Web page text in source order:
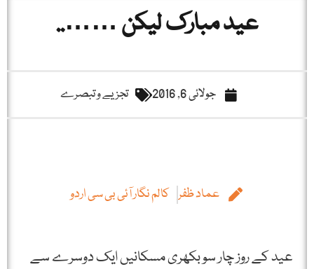
عید مبارک لیکن ……..
جولائی 6, 2016 تجزیے و تبصرے
عماد ظفر کالم نگار آئی بی سی اردو
عید کے روز چار سو بکھری مسکانیں ایک دوسرے سے